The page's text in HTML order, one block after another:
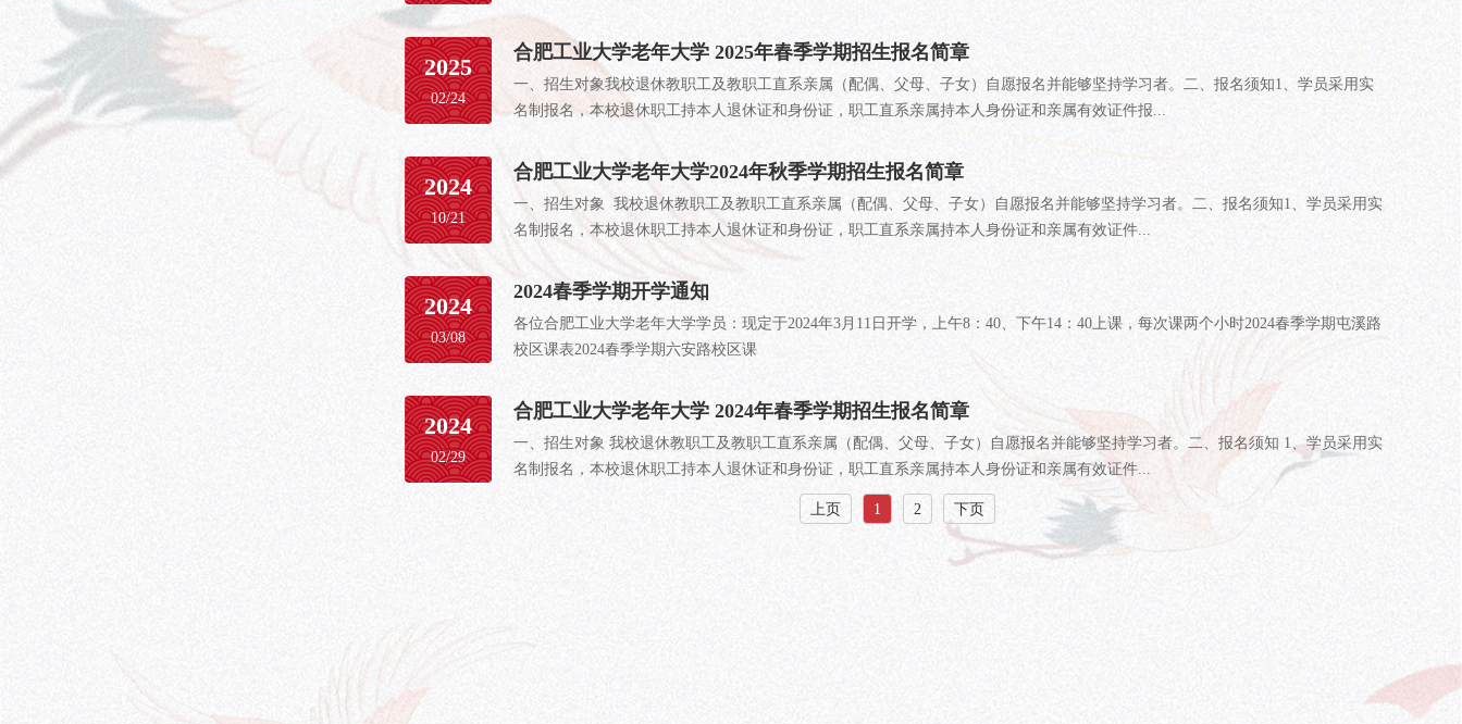
2025
02/24
合肥工业大学老年大学 2025年春季学期招生报名简章
一、招生对象我校退休教职工及教职工直系亲属（配偶、父母、子女）自愿报名并能够坚持学习者。二、报名须知1、学员采用实
名制报名，本校退休职工持本人退休证和身份证，职工直系亲属持本人身份证和亲属有效证件报...
2024
10/21
合肥工业大学老年大学2024年秋季学期招生报名简章
一、招生对象 我校退休教职工及教职工直系亲属（配偶、父母、子女）自愿报名并能够坚持学习者。二、报名须知1、学员采用实
名制报名，本校退休职工持本人退休证和身份证，职工直系亲属持本人身份证和亲属有效证件...
2024
03/08
2024春季学期开学通知
各位合肥工业大学老年大学学员：现定于2024年3月11日开学，上午8：40、下午14：40上课，每次课两个小时2024春季学期屯溪路
校区课表2024春季学期六安路校区课
2024
02/29
合肥工业大学老年大学 2024年春季学期招生报名简章
一、招生对象 我校退休教职工及教职工直系亲属（配偶、父母、子女）自愿报名并能够坚持学习者。二、报名须知 1、学员采用实
名制报名，本校退休职工持本人退休证和身份证，职工直系亲属持本人身份证和亲属有效证件...
上页 1 2 下页